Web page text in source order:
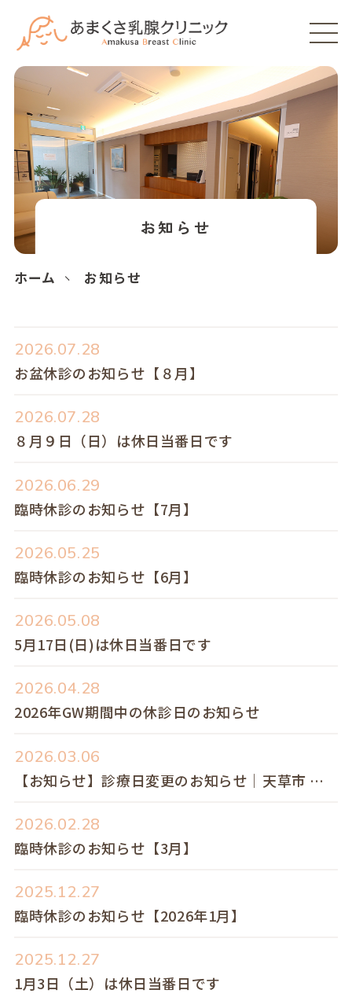
お知らせ
ホーム お知らせ
お盆休診のお知らせ【８月】
2026.07.28
８月９日（日）は休日当番日です
2026.07.28
臨時休診のお知らせ【7月】
2026.06.29
臨時休診のお知らせ【6月】
2026.05.25
5月17日(日)は休日当番日です
2026.05.08
2026年GW期間中の休診日のお知らせ
2026.04.28
【お知らせ】診療日変更のお知らせ｜天草市 あ
2026.03.06
臨時休診のお知らせ【3月】
2026.02.28
臨時休診のお知らせ【2026年1月】
2025.12.27
1月3日（土）は休日当番日です
2025.12.27